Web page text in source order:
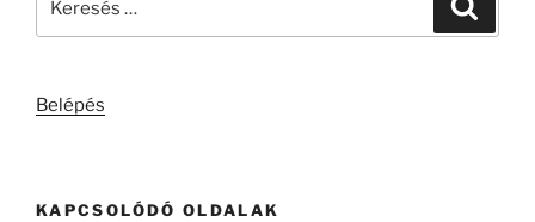
Belépés
KAPCSOLÓDÓ OLDALAK